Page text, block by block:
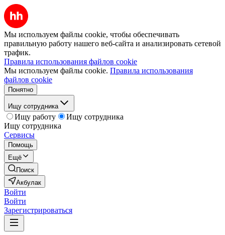
Мы используем файлы cookie, чтобы обеспечивать
правильную работу нашего веб-сайта и анализировать сетевой
трафик.
Правила использования файлов cookie
Мы используем файлы cookie. Правила использования
файлов cookie
Понятно
Ищу сотрудника
Ищу работу
Ищу сотрудника
Ищу сотрудника
Сервисы
Помощь
Ещё
Поиск
Акбулак
Войти
Войти
Зарегистрироваться